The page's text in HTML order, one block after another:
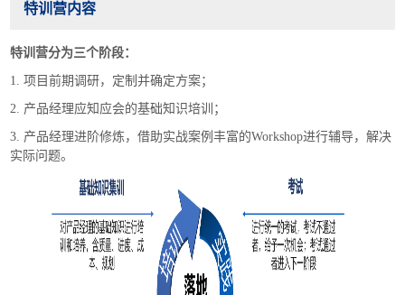
特训营内容
特训营分为三个阶段：
1. 项目前期调研，定制并确定方案；
2. 产品经理应知应会的基础知识培训；
3. 产品经理进阶修炼，借助实战案例丰富的Workshop进行辅导，解决
实际问题。